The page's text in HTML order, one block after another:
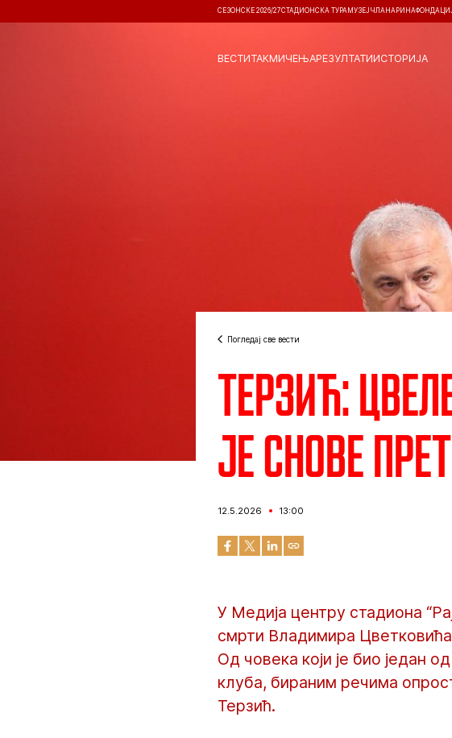
СЕЗОНСКЕ 2026/27СТАДИОНСКА ТУРА МУЗЕЈ ЧЛАНАРИНА
ВЕСТИТАКМИЧЕЊАРЕЗУЛТАТИИСТОРИЈА
Погледај све вести
Терзић:
је снове
12.5.2026 13:00
У Медија центру стадиона
смрти Владимира
Од човека који је био један
клуба, бираним речима
Терзић.